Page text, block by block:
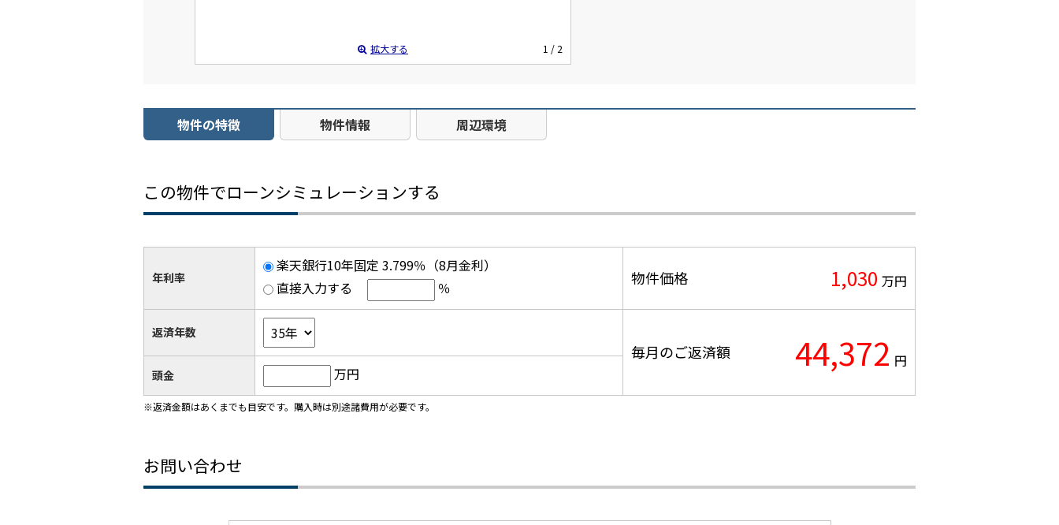
拡大する 1 / 2
物件の特徴 物件情報 周辺環境
この物件でローンシミュレーションする
年利率
楽天銀行10年固定 3.799％（8月金利）
直接入力する
％ 物件価格 1,030 万円
返済年数
毎月のご返済額 44,372 円
頭金 万円
※返済金額はあくまでも目安です。購入時は別途諸費用が必要です。
お問い合わせ